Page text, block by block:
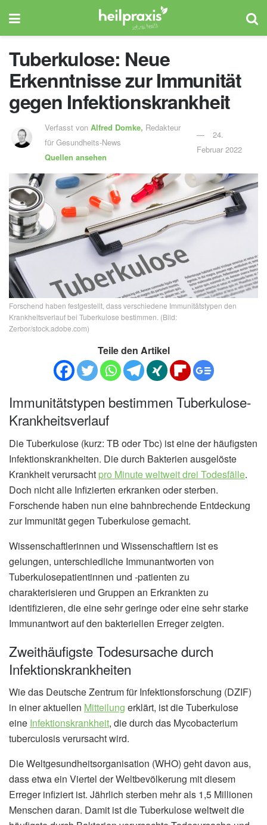
Tuberkulose: Neue
Erkenntnisse zur Immunität
gegen Infektionskrankheit
Verfasst vonAlfred Domke, Redakteur
für Gesundheits-News
Quellen ansehen
24.
Februar 2022
Forschend haben festgestellt, dass verschiedene Immunitätstypen den
Krankheitsverlauf bei Tuberkulose bestimmen. (Bild:
Zerbor/stock.adobe.com)
Teile den Artikel
Immunitätstypen bestimmen Tuberkulose-
Krankheitsverlauf
Die Tuberkulose (kurz: TB oder Tbc) ist eine der häufigsten
Infektionskrankheiten. Die durch Bakterien ausgelöste
Krankheit verursacht pro Minute weltweit drei Todesfälle.
Doch nicht alle Infizierten erkranken oder sterben.
Forschende haben nun eine bahnbrechende Entdeckung
zur Immunität gegen Tuberkulose gemacht.
Wissenschaftlerinnen und Wissenschaftlern ist es
gelungen, unterschiedliche Immunantworten von
Tuberkulosepatientinnen und -patienten zu
charakterisieren und Gruppen an Erkrankten zu
identifizieren, die eine sehr geringe oder eine sehr starke
Immunantwort auf den bakteriellen Erreger zeigten.
Zweithäufigste Todesursache durch
Infektionskrankheiten
Wie das Deutsche Zentrum für Infektionsforschung (DZIF)
in einer aktuellen Mitteilung erklärt, ist die Tuberkulose
eine Infektionskrankheit, die durch das Mycobacterium
tuberculosis verursacht wird.
Die Weltgesundheitsorganisation (WHO) geht davon aus,
dass etwa ein Viertel der Weltbevölkerung mit diesem
Erreger infiziert ist. Jährlich sterben mehr als 1,5 Millionen
Menschen daran. Damit ist die Tuberkulose weltweit die